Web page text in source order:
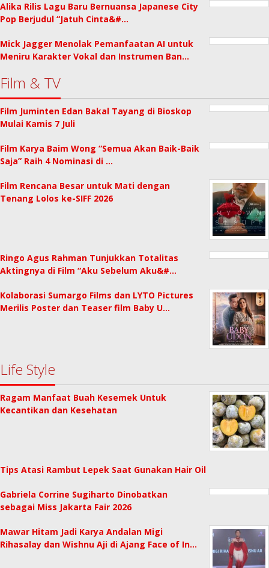
Alika Rilis Lagu Baru Bernuansa Japanese City
Pop Berjudul “Jatuh Cinta&#…
Mick Jagger Menolak Pemanfaatan AI untuk
Meniru Karakter Vokal dan Instrumen Ban…
Film & TV
Film Juminten Edan Bakal Tayang di Bioskop
Mulai Kamis 7 Juli
Film Karya Baim Wong “Semua Akan Baik-Baik
Saja” Raih 4 Nominasi di …
Film Rencana Besar untuk Mati dengan
Tenang Lolos ke-SIFF 2026
Ringo Agus Rahman Tunjukkan Totalitas
Aktingnya di Film “Aku Sebelum Aku&#…
Kolaborasi Sumargo Films dan LYTO Pictures
Merilis Poster dan Teaser film Baby U…
Life Style
Ragam Manfaat Buah Kesemek Untuk
Kecantikan dan Kesehatan
Tips Atasi Rambut Lepek Saat Gunakan Hair Oil
Gabriela Corrine Sugiharto Dinobatkan
sebagai Miss Jakarta Fair 2026
Mawar Hitam Jadi Karya Andalan Migi
Rihasalay dan Wishnu Aji di Ajang Face of In…